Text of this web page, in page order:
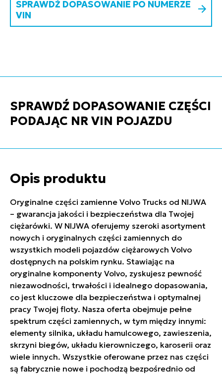
SPRAWDŹ DOPASOWANIE PO NUMERZE
VIN
SPRAWDŹ DOPASOWANIE CZĘŚCI
PODAJĄC NR VIN POJAZDU
Opis produktu
Oryginalne części zamienne Volvo Trucks od NIJWA
– gwarancja jakości i bezpieczeństwa dla Twojej
ciężarówki. W NIJWA oferujemy szeroki asortyment
nowych i oryginalnych części zamiennych do
wszystkich modeli pojazdów ciężarowych Volvo
dostępnych na polskim rynku. Stawiając na
oryginalne komponenty Volvo, zyskujesz pewność
niezawodności, trwałości i idealnego dopasowania,
co jest kluczowe dla bezpieczeństwa i optymalnej
pracy Twojej floty. Nasza oferta obejmuje pełne
spektrum części zamiennych, w tym między innymi:
elementy silnika, układu hamulcowego, zawieszenia,
skrzyni biegów, układu kierowniczego, karoserii oraz
wiele innych. Wszystkie oferowane przez nas części
są fabrycznie nowe i pochodzą bezpośrednio od